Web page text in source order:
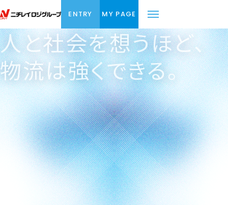
ENTRY MY PAGE
人と社会を想うほど、
物流は強くできる。